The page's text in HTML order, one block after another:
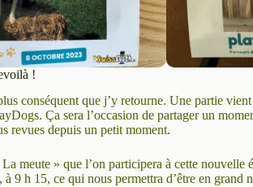
!
conséquent que j’y retourne. Une partie
Ça sera l’occasion de partager un
revues depuis un petit moment.
meute » que l’on participera à cette
à 9 h 15, ce qui nous permettra d’être en